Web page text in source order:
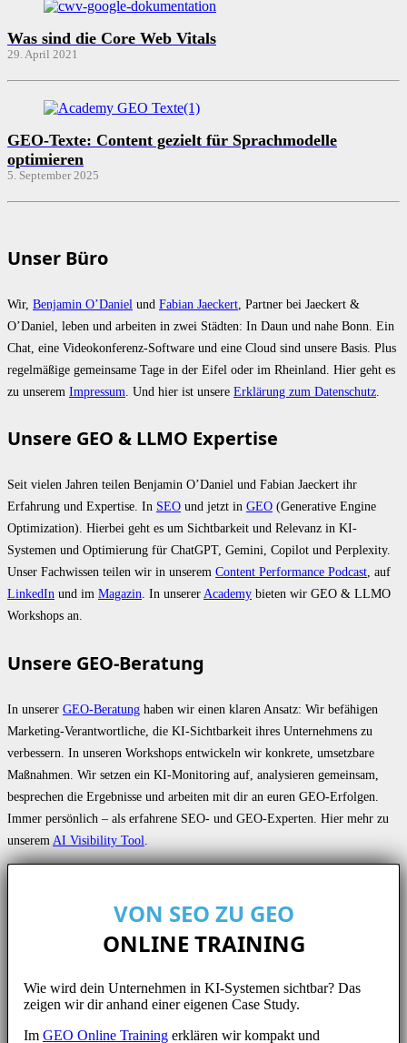
Was sind die Core Web Vitals
29. April 2021
GEO-Texte: Content gezielt für Sprachmodelle
optimieren
5. September 2025
Unser Büro
Wir, Benjamin O’Daniel und Fabian Jaeckert , Partner bei Jaeckert &
O’Daniel, leben und arbeiten in zwei Städten: In Daun und nahe Bonn. Ein
Chat, eine Videokonferenz-Software und eine Cloud sind unsere Basis. Plus
regelmäßige gemeinsame Tage in der Eifel oder im Rheinland. Hier geht es
zu unserem Impressum . Und hier ist unsere Erklärung zum Datenschutz
Unsere GEO & LLMO Expertise
Seit vielen Jahren teilen Benjamin O’Daniel und Fabian Jaeckert ihr
Erfahrung und Expertise. In SEO und jetzt in GEO (Generative Engine
Optimization). Hierbei geht es um Sichtbarkeit und Relevanz in KI-
Systemen und Optimierung für ChatGPT, Gemini, Copilot und Perplexity.
Unser Fachwissen teilen wir in unserem Content Performance Podcast , auf
LinkedIn und im Magazin . In unserer Academy bieten wir GEO & LLMO
Workshops an.
Unsere GEO-Beratung
In unserer GEO-Beratung haben wir einen klaren Ansatz: Wir befähigen
Marketing-Verantwortliche, die KI-Sichtbarkeit ihres Unternehmens zu
verbessern. In unseren Workshops entwickeln wir konkrete, umsetzbare
Maßnahmen. Wir setzen ein KI-Monitoring auf, analysieren gemeinsam,
besprechen die Ergebnisse und arbeiten mit dir an euren GEO-Erfolgen.
Immer persönlich – als erfahrene SEO- und GEO-Experten. Hier mehr zu
unserem AI Visibility Tool
VON SEO ZU GEO
ONLINE TRAINING
Wie wird dein Unternehmen in KI-Systemen sichtbar? Das
zeigen wir dir anhand einer eigenen Case Study.
Im GEO Online Training erklären wir kompakt und